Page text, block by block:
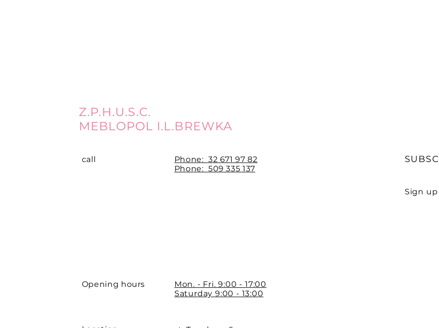
Z.P.H.U.S.C.
MEBLOPOL I.L.BREWKA
call Phone: 32 671 97 82
Phone: 509 335 137
Opening hours
Mon. - Fri. 9:00 - 17:00
Saturday 9:00 - 13:00
Sign